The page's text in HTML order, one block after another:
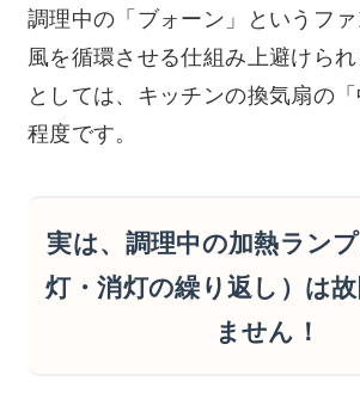
調理中の「ブォーン」というフ
風を循環させる仕組み上避けら
としては、キッチンの換気扇の「
程度です。
実は、調理中の加熱ラン
灯・消灯の繰り返し）は
ません！